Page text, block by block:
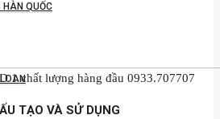
QUỐC
1 chất lượng hàng đầu 0933.707707
TẠO VÀ SỬ DỤNG